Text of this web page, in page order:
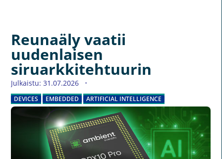
Reunaäly vaatii
uudenlaisen
siruarkkitehtuurin
Julkaistu: 31.07.2026
DEVICES EMBEDDED ARTIFICIAL INTELLIGENCE